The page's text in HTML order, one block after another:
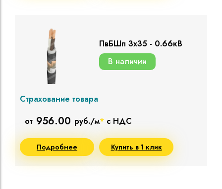
ПвБШп 3х35 - 0.66кВ
В наличии
Страхование товара
от 956.00 руб./м* с НДС
Подробнее Купить в 1 клик